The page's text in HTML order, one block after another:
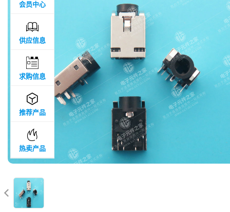

会员中心

供应信息

求购信息

推荐产品

热卖产品